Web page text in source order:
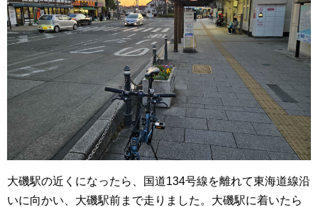
大磯駅の近くになったら、国道134号線を離れて東海道線沿
いに向かい、大磯駅前まで走りました。大磯駅に着いたら